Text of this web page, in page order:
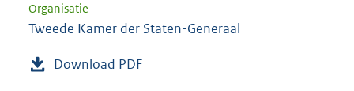
Organisatie
Tweede Kamer der Staten-Generaal
Download PDF